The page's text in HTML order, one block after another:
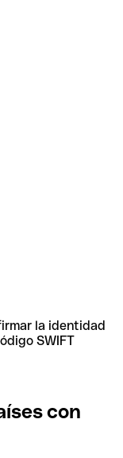
la identidad
SWIFT
con